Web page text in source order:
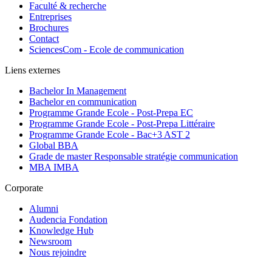
Faculté & recherche
Entreprises
Brochures
Contact
SciencesCom - Ecole de communication
Liens externes
Bachelor In Management
Bachelor en communication
Programme Grande Ecole - Post-Prepa EC
Programme Grande Ecole - Post-Prepa Littéraire
Programme Grande Ecole - Bac+3 AST 2
Global BBA
Grade de master Responsable stratégie communication
MBA IMBA
Corporate
Alumni
Audencia Fondation
Knowledge Hub
Newsroom
Nous rejoindre